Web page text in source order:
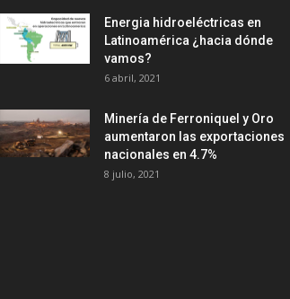
Energia hidroeléctricas en
Latinoamérica ¿hacia dónde
vamos?
6 abril, 2021
Minería de Ferroniquel y Oro
aumentaron las exportaciones
nacionales en 4.7%
8 julio, 2021